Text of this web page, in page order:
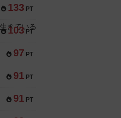
133 PT
103 PT
97 PT
91 PT
91 PT